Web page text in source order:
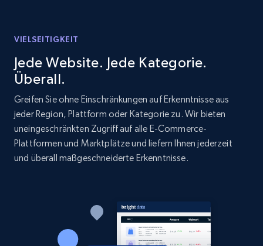
VIELSEITIGKEIT
Jede Website. Jede Kategorie.
Überall.
Greifen Sie ohne Einschränkungen auf Erkenntnisse aus
jeder Region, Plattform oder Kategorie zu. Wir bieten
uneingeschränkten Zugriff auf alle E-Commerce-
Plattformen und Marktplätze und liefern Ihnen jederzeit
und überall maßgeschneiderte Erkenntnisse.